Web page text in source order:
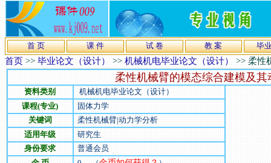
首 页 课 件 试 卷 教 案 毕
首页>>毕业论文（设计）>>机械机电毕业论文（设计）>>柔性
柔性机械臂的模态综合建模及其
资料类别
机械机电毕业论文（设计）
课程(专业)
固体力学
关键词
柔性机械臂|动力学分析
适用年级
研究生
身份要求
普通会员